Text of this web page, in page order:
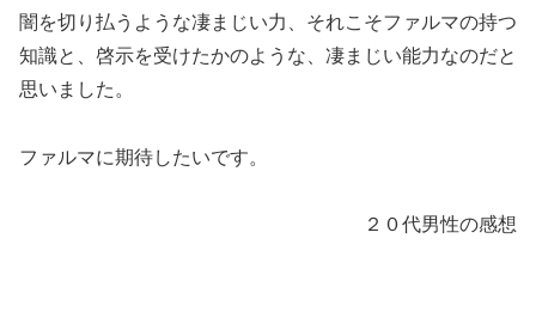
闇を切り払うような凄まじい力、それこそファルマの持つ
知識と、啓示を受けたかのような、凄まじい能力なのだと
思いました。
ファルマに期待したいです。
２０代男性の感想